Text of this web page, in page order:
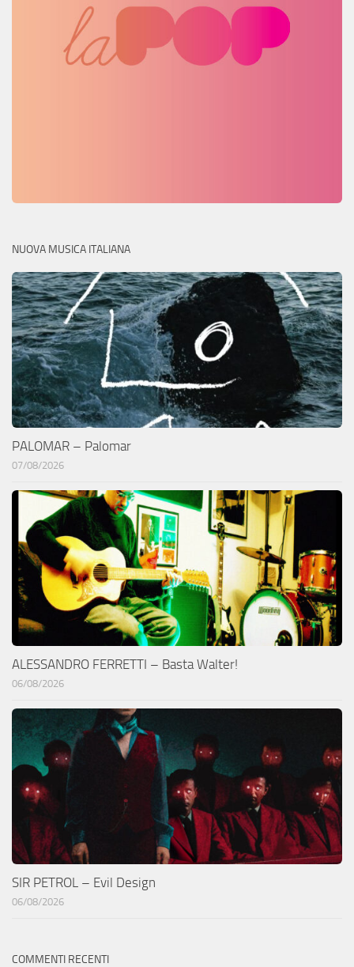
NUOVA MUSICA ITALIANA
PALOMAR – Palomar
07/08/2026
ALESSANDRO FERRETTI – Basta Walter!
06/08/2026
SIR PETROL – Evil Design
06/08/2026
COMMENTI RECENTI